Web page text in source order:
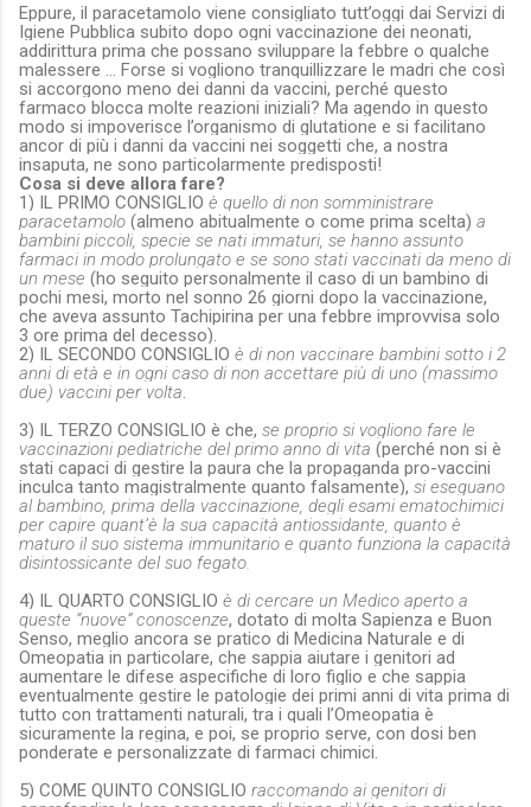
Eppure, il paracetamolo viene consigliato tutt’oggi dai Servizi di
Igiene Pubblica subito dopo ogni vaccinazione dei neonati,
addirittura prima che possano sviluppare la febbre o qualche
malessere … Forse si vogliono tranquillizzare le madri che così
si accorgono meno dei danni da vaccini, perché questo
farmaco blocca molte reazioni iniziali? Ma agendo in questo
modo si impoverisce l’organismo di glutatione e si facilitano
ancor di più i danni da vaccini nei soggetti che, a nostra
insaputa, ne sono particolarmente predisposti!
Cosa si deve allora fare?
1) IL PRIMO CONSIGLIO è quello di non somministrare
paracetamolo (almeno abitualmente o come prima scelta) a
bambini piccoli, specie se nati immaturi, se hanno assunto
farmaci in modo prolungato e se sono stati vaccinati da meno di
un mese (ho seguito personalmente il caso di un bambino di
pochi mesi, morto nel sonno 26 giorni dopo la vaccinazione,
che aveva assunto Tachipirina per una febbre improvvisa solo
3 ore prima del decesso).
2) IL SECONDO CONSIGLIO è di non vaccinare bambini sotto i 2
anni di età e in ogni caso di non accettare più di uno (massimo
due) vaccini per volta
3) IL TERZO CONSIGLIO è che, se proprio si vogliono fare le
vaccinazioni pediatriche del primo anno di vita (perché non si è
stati capaci di gestire la paura che la propaganda pro-vaccini
inculca tanto magistralmente quanto falsamente), si eseguano
al bambino, prima della vaccinazione, degli esami ematochimici
per capire quant’è la sua capacità antiossidante, quanto è
maturo il suo sistema immunitario e quanto funziona la capacità
disintossicante del suo fegato.
4) IL QUARTO CONSIGLIO è di cercare un Medico aperto a
queste “nuove” conoscenze, dotato di molta Sapienza e Buon
Senso, meglio ancora se pratico di Medicina Naturale e di
Omeopatia in particolare, che sappia aiutare i genitori ad
aumentare le difese aspecifiche di loro figlio e che sappia
eventualmente gestire le patologie dei primi anni di vita prima di
tutto con trattamenti naturali, tra i quali l’Omeopatia è
sicuramente la regina, e poi, se proprio serve, con dosi ben
ponderate e personalizzate di farmaci chimici.
5) COME QUINTO CONSIGLIO raccomando ai genitori di